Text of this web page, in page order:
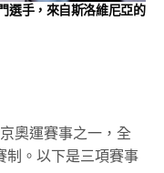
選手，來自斯洛維尼亞的
奧運賽事之一，全
制。以下是三項賽事